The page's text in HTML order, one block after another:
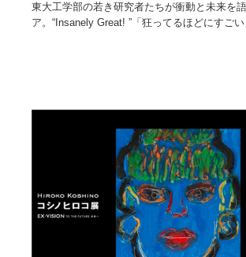
東大工学部の若き研究者たちが衝動と未来を
ア。“Insanely Great! ”「狂ってるほどにすご